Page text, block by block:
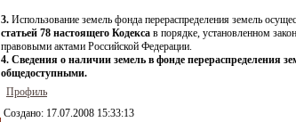
3. Использование земель фонда перераспределения земель
статьей 78 настоящего Кодекса в порядке, установленном
правовыми актами Российской Федерации.
4. Сведения о наличии земель в фонде перераспределения
общедоступными.
Профиль
Создано: 17.07.2008 15:33:13